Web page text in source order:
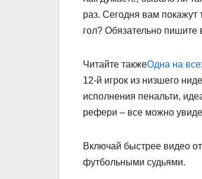
раз. Сегодня вам
гол? Обязательно
Читайте такжеОдна на
12-й игрок из низшего
исполнения пенальти,
рефери – все можно
Включай быстрее видео
футбольными судьями.